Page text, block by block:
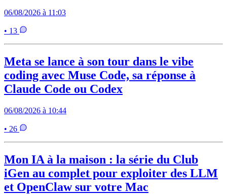
06/08/2026 à 11:03
• 13
Meta se lance à son tour dans le vibe
coding avec Muse Code, sa réponse à
Claude Code ou Codex
06/08/2026 à 10:44
• 26
Mon IA à la maison : la série du Club
iGen au complet pour exploiter des LLM
et OpenClaw sur votre Mac